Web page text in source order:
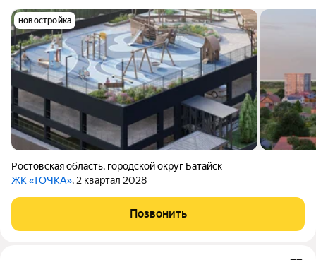
новостройка
Ростовская область, городской округ Батайск
ЖК «ТОЧКА», 2 квартал 2028
Позвонить